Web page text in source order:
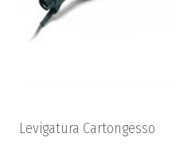
Levigatura Cartongesso